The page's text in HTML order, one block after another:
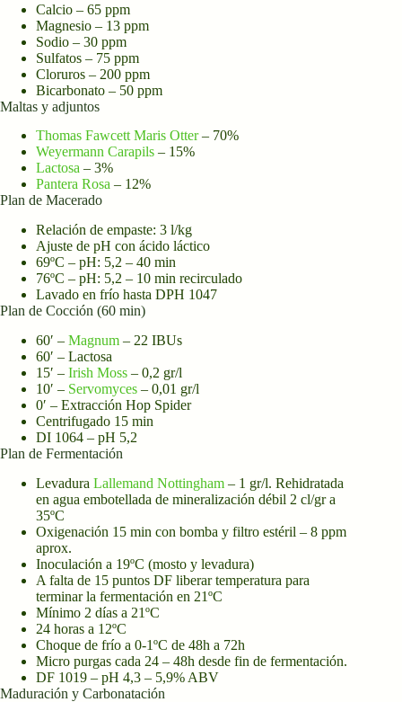
Calcio – 65 ppm
Magnesio – 13 ppm
Sodio – 30 ppm
Sulfatos – 75 ppm
Cloruros – 200 ppm
Bicarbonato – 50 ppm
Maltas y adjuntos
Thomas Fawcett Maris Otter– 70%
Weyermann Carapils – 15%
Lactosa – 3%
Pantera Rosa – 12%
Plan de Macerado
Relación de empaste: 3 l/kg
Ajuste de pH con ácido láctico
69ºC – pH: 5,2 – 40 min
76ºC – pH: 5,2 – 10 min recirculado
Lavado en frío hasta DPH 1047
Plan de Cocción (60 min)
60′ – Magnum – 22 IBUs
60′ – Lactosa
15′ – Irish Moss – 0,2 gr/l
10′ – Servomyces – 0,01 gr/l
0′ – Extracción Hop Spider
Centrifugado 15 min
DI 1064 – pH 5,2
Plan de Fermentación
Levadura Lallemand Nottingham – 1 gr/l. Rehidratada
en agua embotellada de mineralización débil 2 cl/gr a
35ºC
Oxigenación 15 min con bomba y filtro estéril – 8 ppm
aprox.
Inoculación a 19ºC (mosto y levadura)
A falta de 15 puntos DF liberar temperatura para
terminar la fermentación en 21ºC
Mínimo 2 días a 21ºC
24 horas a 12ºC
Choque de frío a 0-1ºC de 48h a 72h
Micro purgas cada 24 – 48h desde fin de fermentación.
DF 1019 – pH 4,3 – 5,9% ABV
Maduración y Carbonatación